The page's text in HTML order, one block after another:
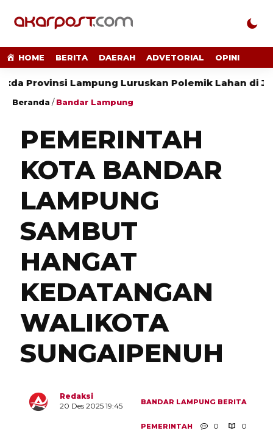
HOME BERITA DAERAH ADVETORIAL OPINI
Lampung Luruskan Polemik Lahan di Jalan
Beranda /Bandar Lampung
PEMERINTAH
KOTA BANDAR
LAMPUNG
SAMBUT
HANGAT
KEDATANGAN
WALIKOTA
SUNGAIPENUH
Redaksi
20 Des 2025 19:45
BANDAR LAMPUNG BERITA
PEMERINTAH 0 0